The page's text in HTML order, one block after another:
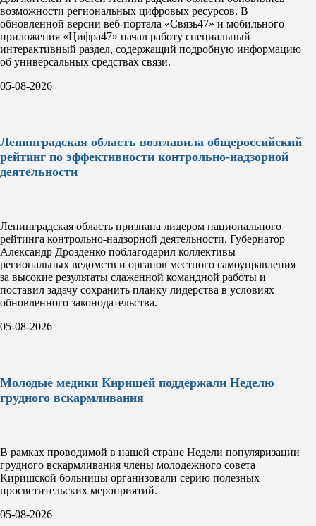
возможности региональных цифровых ресурсов. В
обновленной версии веб-портала «Связь47» и мобильного
приложения «Цифра47» начал работу специальный
интерактивный раздел, содержащий подробную информацию
об универсальных средствах связи.
05-08-2026
Ленинградская область возглавила общероссийский
рейтинг по эффективности контрольно-надзорной
деятельности
Ленинградская область признана лидером национального
рейтинга контрольно-надзорной деятельности. Губернатор
Александр Дрозденко поблагодарил коллективы
региональных ведомств и органов местного самоуправления
за высокие результаты слаженной командной работы и
поставил задачу сохранить планку лидерства в условиях
обновленного законодательства.
05-08-2026
Молодые медики Киришей поддержали Неделю
грудного вскармливания
В рамках проводимой в нашей стране Недели популяризации
грудного вскармливания члены молодёжного совета
Киришской больницы организовали серию полезных
просветительских мероприятий.
05-08-2026